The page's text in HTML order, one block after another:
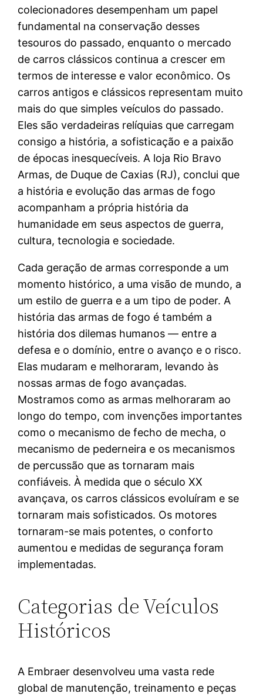
colecionadores desempenham um papel
fundamental na conservação desses
tesouros do passado, enquanto o mercado
de carros clássicos continua a crescer em
termos de interesse e valor econômico. Os
carros antigos e clássicos representam muito
mais do que simples veículos do passado.
Eles são verdadeiras relíquias que carregam
consigo a história, a sofisticação e a paixão
de épocas inesquecíveis. A loja Rio Bravo
Armas, de Duque de Caxias (RJ), conclui que
a história e evolução das armas de fogo
acompanham a própria história da
humanidade em seus aspectos de guerra,
cultura, tecnologia e sociedade.
Cada geração de armas corresponde a um
momento histórico, a uma visão de mundo, a
um estilo de guerra e a um tipo de poder. A
história das armas de fogo é também a
história dos dilemas humanos — entre a
defesa e o domínio, entre o avanço e o risco.
Elas mudaram e melhoraram, levando às
nossas armas de fogo avançadas.
Mostramos como as armas melhoraram ao
longo do tempo, com invenções importantes
como o mecanismo de fecho de mecha, o
mecanismo de pederneira e os mecanismos
de percussão que as tornaram mais
confiáveis. À medida que o século XX
avançava, os carros clássicos evoluíram e se
tornaram mais sofisticados. Os motores
tornaram-se mais potentes, o conforto
aumentou e medidas de segurança foram
implementadas.
Categorias de Veículos
Históricos
A Embraer desenvolveu uma vasta rede
global de manutenção, treinamento e peças